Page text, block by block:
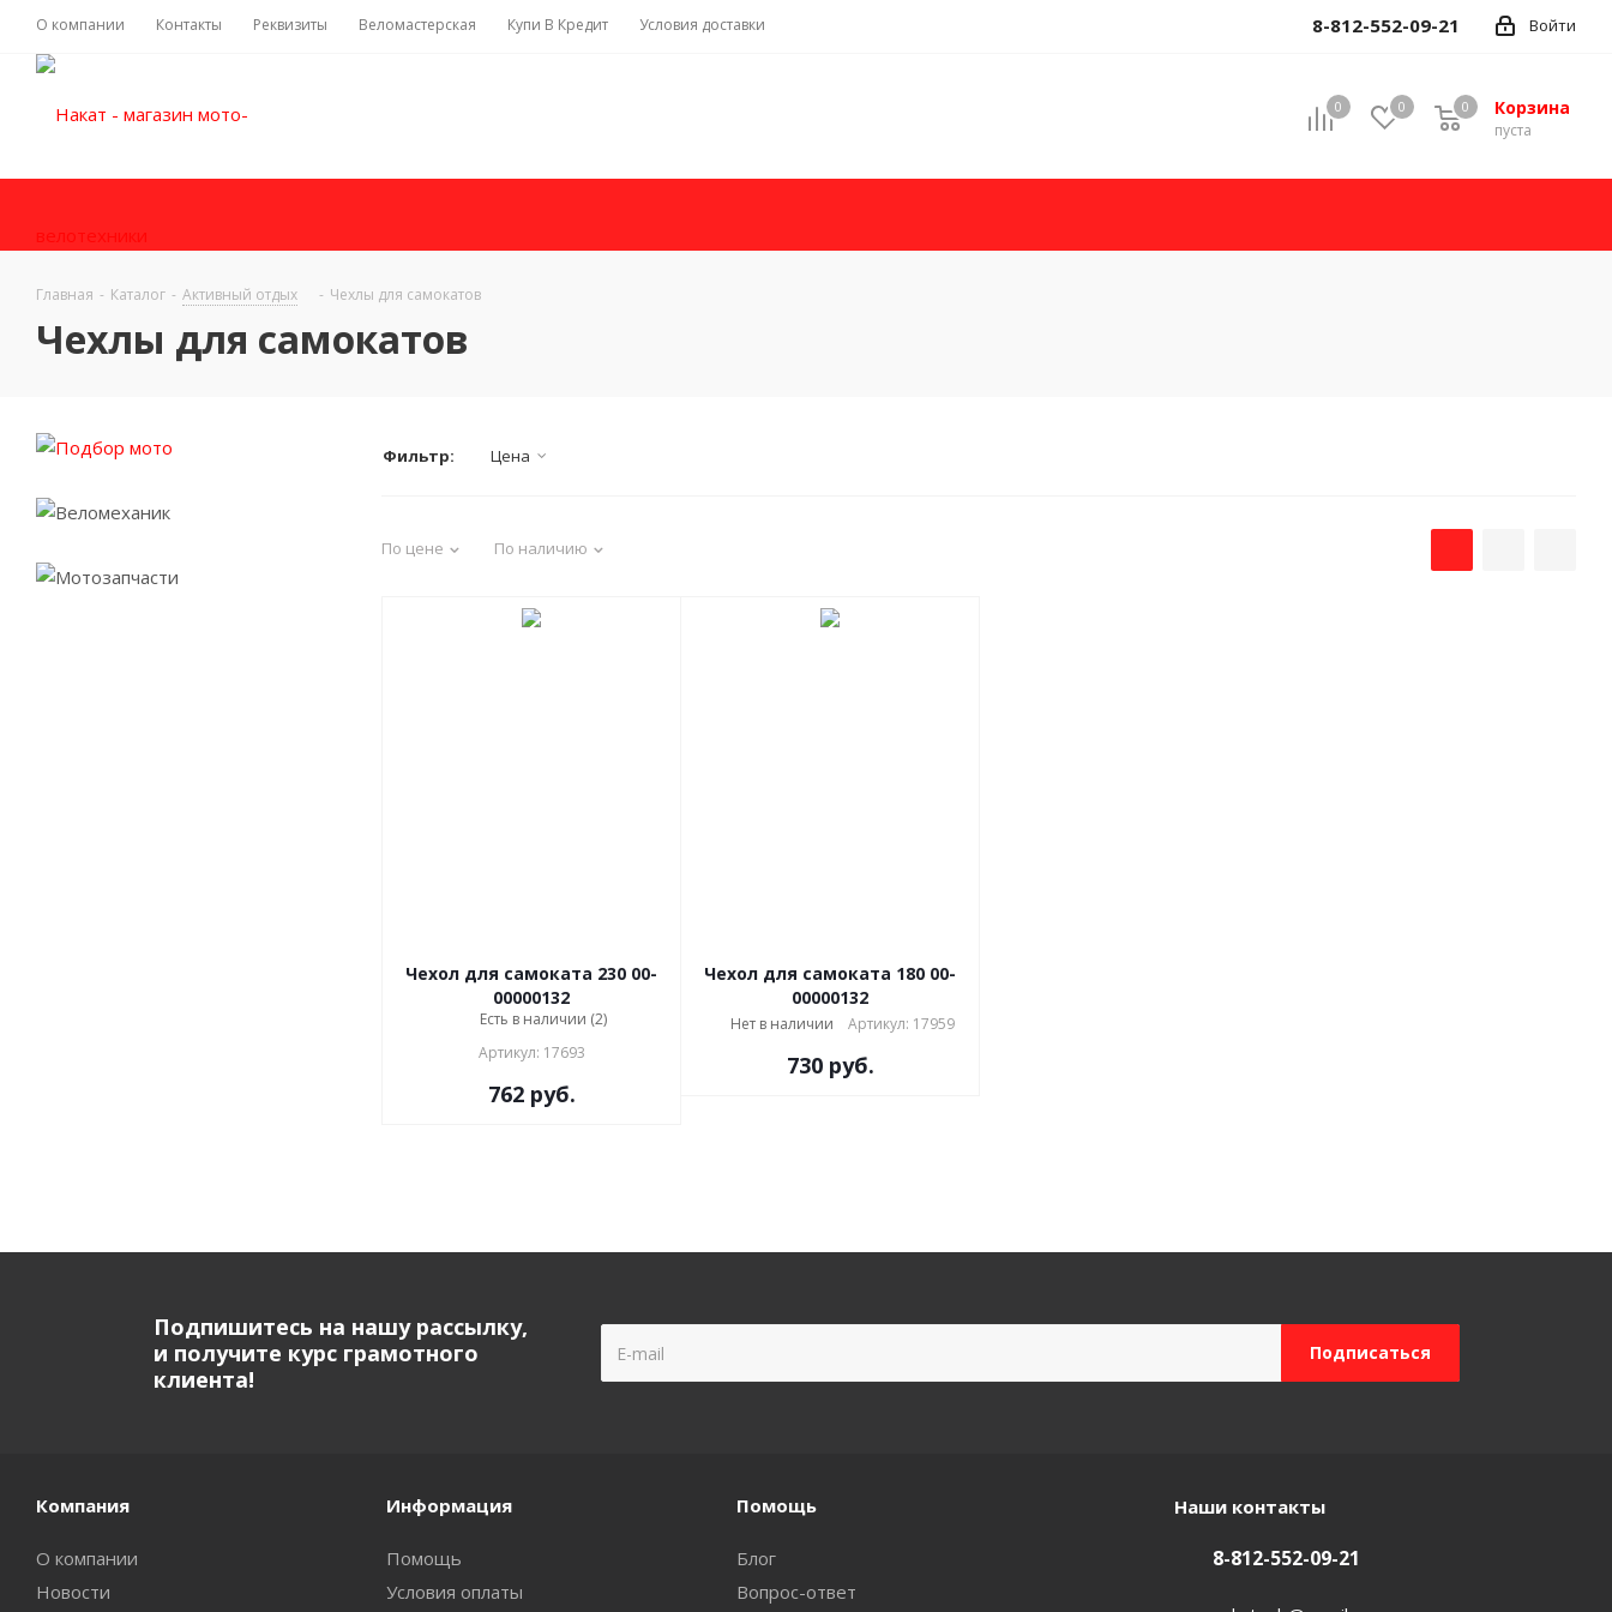
О компании Контакты Реквизиты Веломастерская Купи В Кредит Условия доставки Войти
8-812-552-09-21
0 0 Корзина
пуста
0
Главная - Каталог - Активный отдых - Чехлы для самокатов
Чехлы для самокатов
Фильтр: Цена
По цене По наличию
Чехол для самоката 230 00-
00000132
Есть в наличии (2)
Артикул: 17693
762руб.
Чехол для самоката 180 00-
00000132
Нет в наличии Артикул: 17959
730руб.
Подпишитесь на нашу рассылку,
и получите курс грамотного
клиента!
Компания
О компании
Новости
Информация
Помощь
Условия оплаты
Помощь
Блог
Вопрос-ответ
Наши контакты
8-812-552-09-21